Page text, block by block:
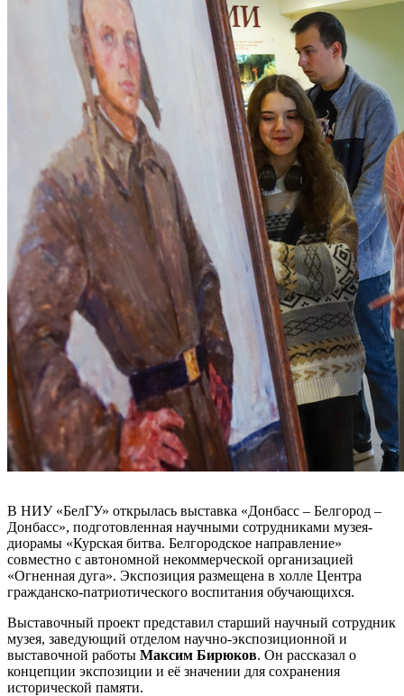
В НИУ «БелГУ» открылась выставка «Донбасс – Белгород –
Донбасс», подготовленная научными сотрудниками музея-
диорамы «Курская битва. Белгородское направление»
совместно с автономной некоммерческой организацией
«Огненная дуга». Экспозиция размещена в холле Центра
гражданско-патриотического воспитания обучающихся.
Выставочный проект представил старший научный сотрудник
музея, заведующий отделом научно-экспозиционной и
выставочной работы Максим Бирюков. Он рассказал о
концепции экспозиции и её значении для сохранения
исторической памяти.